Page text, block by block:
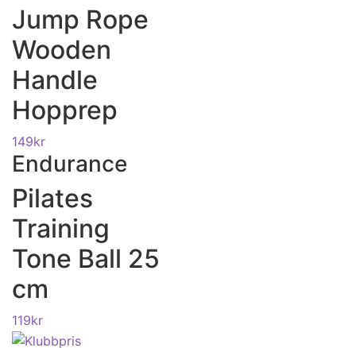
Jump Rope
Wooden
Handle
Hopprep
149kr
Endurance
Pilates
Training
Tone Ball 25
cm
119kr